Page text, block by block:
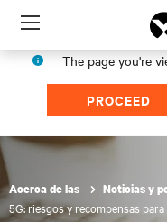
Menu
The page you're
PROCEED
Acerca de las Noticias y
5G: riesgos y recompensas